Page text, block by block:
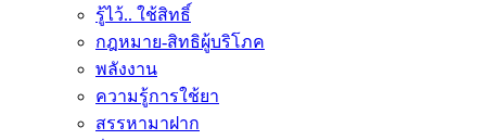
รู้ไว้.. ใช้สิทธิ์
กฎหมาย-สิทธิผู้บริโภค
พลังงาน
ความรู้การใช้ยา
สรรหามาฝาก